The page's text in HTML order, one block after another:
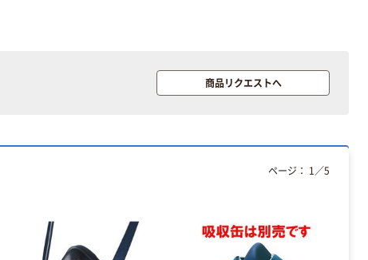
商品リクエストへ
ページ： 1 ／5
ート 大王製紙
共同企画 トイ
レクリーナー
￥330~ （税込）
トイレットペー
芯あり FSC認
￥470~ （税込）